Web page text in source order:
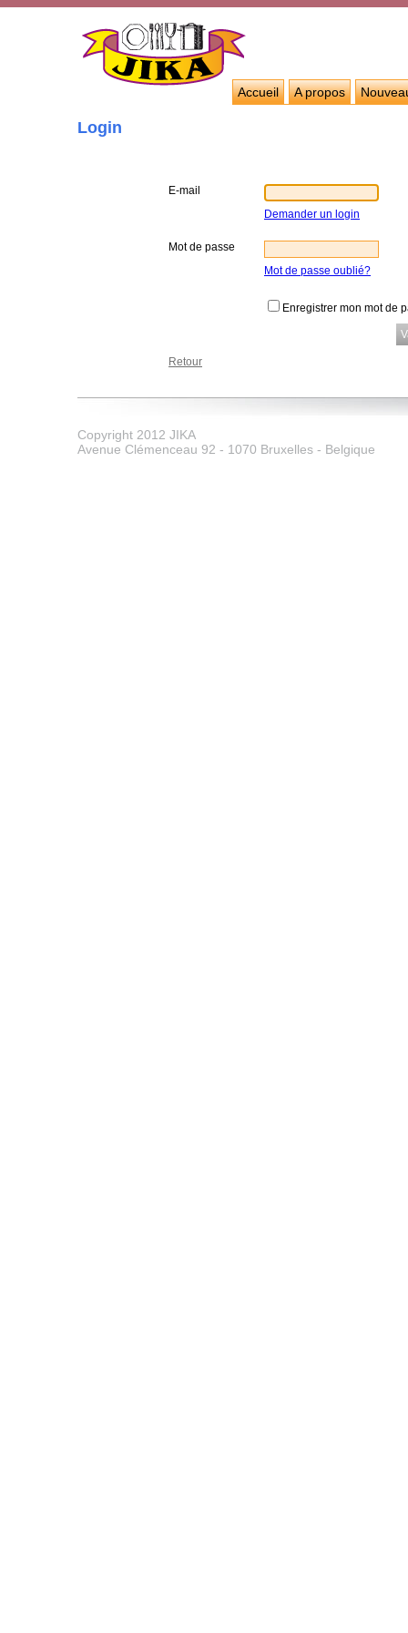
Accueil A propos
Login
E-mail
Demander un login
Mot de passe
Mot de passe oublié?
Enregistrer mon mot de
Retour
Copyright 2012 JIKA
Avenue Clémenceau 92 - 1070 Bruxelles - Belgique